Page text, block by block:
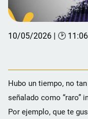
10/05/2026 | 🕑 11:06
Hubo un tiempo, no
señalado como “raro”
Por ejemplo, que te